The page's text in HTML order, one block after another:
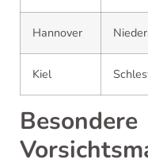
Hannover
Kiel
Besondere